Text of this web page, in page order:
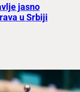
jasno
u Srbiji